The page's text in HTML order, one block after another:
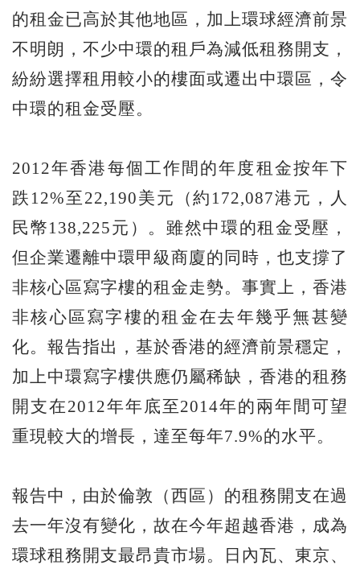
的租金已高於其他地區，加上環球經濟前景
不明朗，不少中環的租戶為減低租務開支，
紛紛選擇租用較小的樓面或遷出中環區，令
中環的租金受壓。
2012年香港每個工作間的年度租金按年下
跌12%至22,190美元（約172,087港元，人
民幣138,225元）。雖然中環的租金受壓，
但企業遷離中環甲級商廈的同時，也支撐了
非核心區寫字樓的租金走勢。事實上，香港
非核心區寫字樓的租金在去年幾乎無甚變
化。報告指出，基於香港的經濟前景穩定，
加上中環寫字樓供應仍屬稀缺，香港的租務
開支在2012年年底至2014年的兩年間可望
重現較大的增長，達至每年7.9%的水平。
報告中，由於倫敦（西區）的租務開支在過
去一年沒有變化，故在今年超越香港，成為
環球租務開支最昂貴市場。日內瓦、東京、